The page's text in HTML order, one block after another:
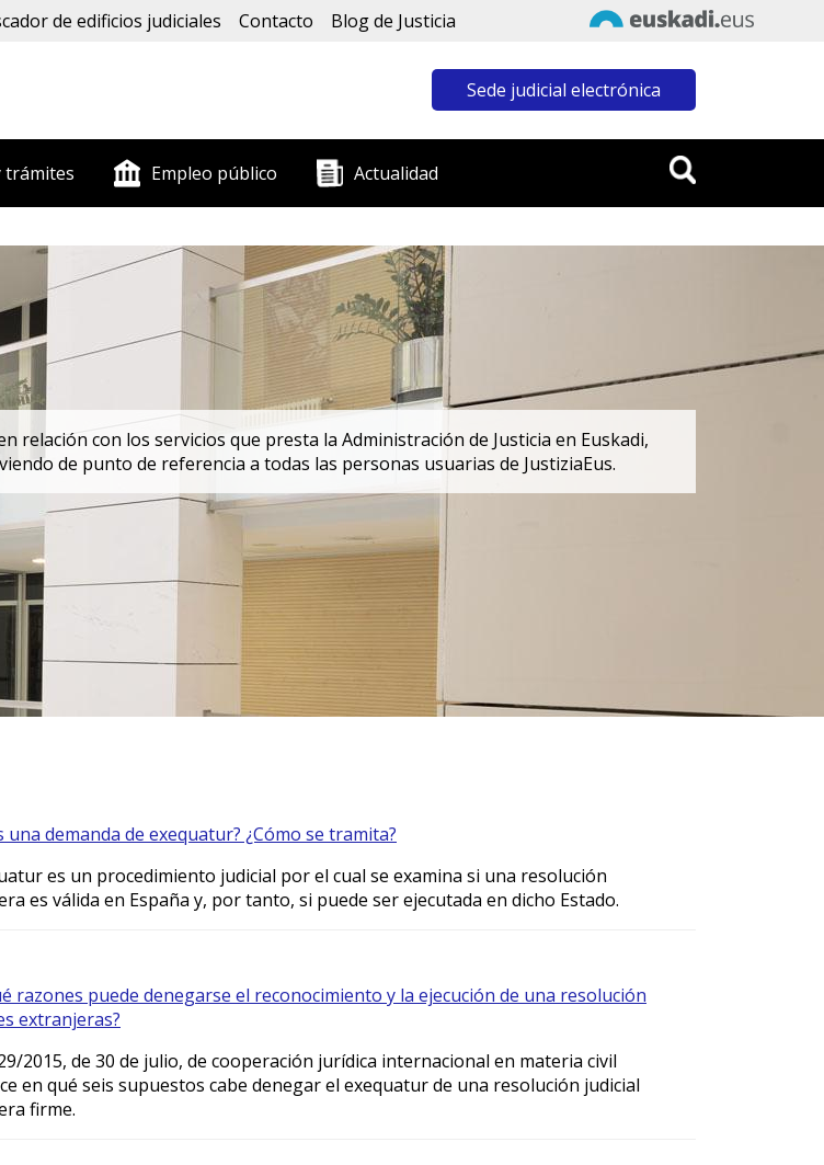
de edificios judiciales Contacto Blog de Justicia
Sede judicial electrónica
trámites Empleo público Actualidad
relación con los servicios que presta la Administración de Justicia en Euskadi,
de punto de referencia a todas las personas usuarias de JustiziaEus.
una demanda de exequatur? ¿Cómo se tramita?
es un procedimiento judicial por el cual se examina si una resolución
es válida en España y, por tanto, si puede ser ejecutada en dicho Estado.
razones puede denegarse el reconocimiento y la ejecución de una resolución
extranjeras?
2015, de 30 de julio, de cooperación jurídica internacional en materia civil
en qué seis supuestos cabe denegar el exequatur de una resolución judicial
firme.